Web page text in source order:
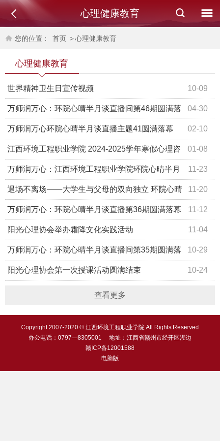
心理健康教育
您的位置： 首页 >心理健康教育
心理健康教育
10-09
世界精神卫生日宣传视频
04-30
万师润万心：环院心晴半月谈直播间第46期圆满落
幕 02-10
万师润万心环院心晴半月谈直播主题41圆满落幕
01-08
江西环境工程职业学院 2024-2025学年寒假心理咨
询值班安排 11-23
万师润万心：江西环境工程职业学院环院心晴半月
谈37期圆满落幕 11-20
退场不离场——大学生与父母的双向独立 环院心晴
半月谈直播第37期直播预告 11-12
万师润万心：环院心晴半月谈直播第36期圆满落幕
11-04
阳光心理协会举办霜降文化实践活动
10-29
万师润万心：环院心晴半月谈直播间第35期圆满落
幕 10-24
阳光心理协会第一次授课活动圆满结束
查看更多
Copyright 2007-2020 © 江西环境工程职业学院 All Rights Reserved
办公电话：0797—8305001 地址：江西省赣州市经开区湖边
赣ICP备12001588
电脑版